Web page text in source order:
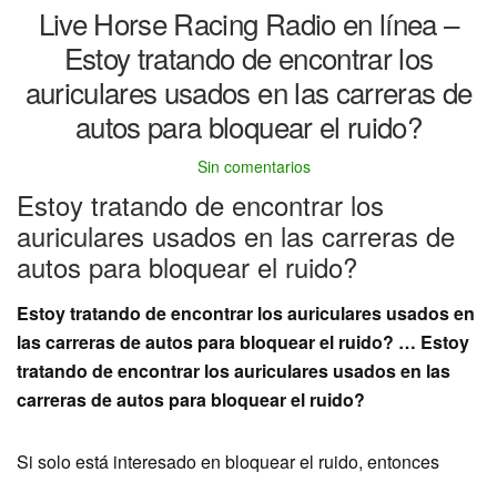
Live Horse Racing Radio en línea –
Estoy tratando de encontrar los
auriculares usados ​​en las carreras de
autos para bloquear el ruido?
Sin comentarios
Estoy tratando de encontrar los
auriculares usados ​​en las carreras de
autos para bloquear el ruido?
Estoy tratando de encontrar los auriculares usados ​​en
las carreras de autos para bloquear el ruido? … Estoy
tratando de encontrar los auriculares usados ​​en las
carreras de autos para bloquear el ruido?
Si solo está interesado en bloquear el ruido, entonces